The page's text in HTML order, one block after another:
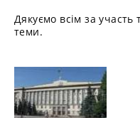
Дякуємо всім за участь
теми.